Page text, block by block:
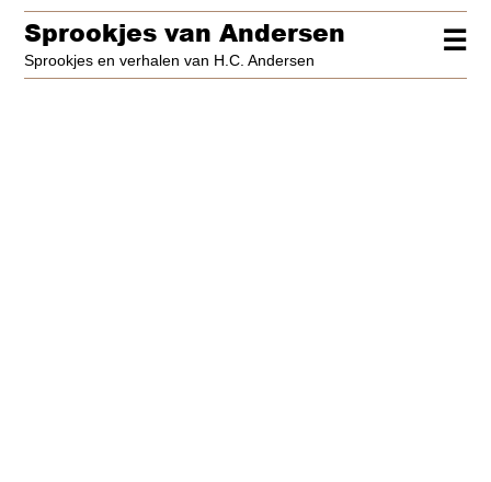
☰
Sprookjes van Andersen
Sprookjes en verhalen van H.C. Andersen